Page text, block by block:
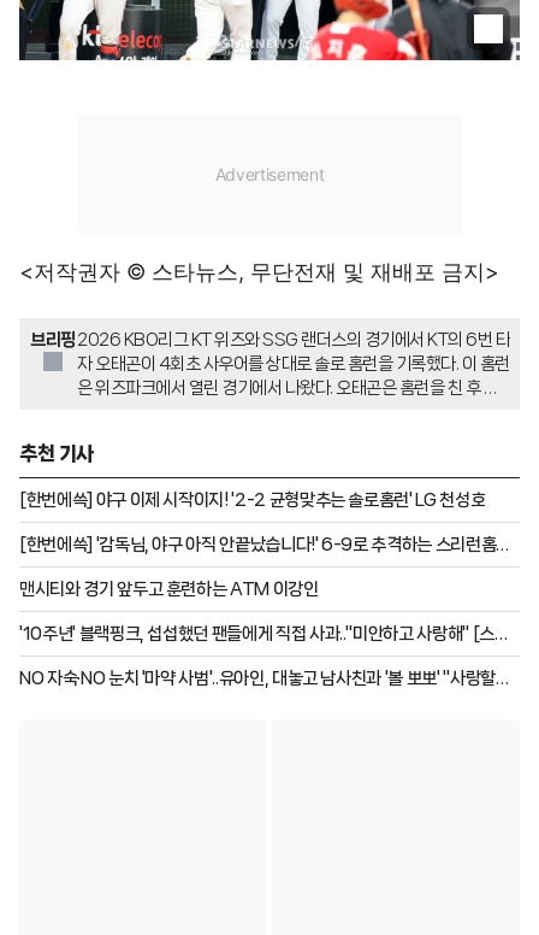
<저작권자 © 스타뉴스, 무단전재 및 재배포 금지>
브리핑2026 KBO리그 KT 위즈와 SSG 랜더스의 경기에서 KT의 6번 타
자 오태곤이 4회초 사우어를 상대로 솔로 홈런을 기록했다. 이 홈런
은 위즈파크에서 열린 경기에서 나왔다. 오태곤은 홈런을 친 후 홈
추천 기사
[한번에쓱] 야구 이제 시작이지! '2-2 균형맞추는 솔로홈런' LG 천성호
[한번에쓱] '감독님, 야구 아직 안끝났습니다!' 6-9로 추격하는 스리런홈런
이재원
맨시티와 경기 앞두고 훈련하는 ATM 이강인
'10주년' 블랙핑크, 섭섭했던 팬들에게 직접 사과.."미안하고 사랑해" [스타
이슈]
NO 자숙·NO 눈치 '마약 사범'..유아인, 대놓고 남사친과 '볼 뽀뽀' "사랑할게"